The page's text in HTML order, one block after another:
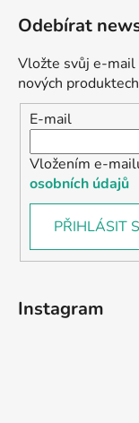
Odebírat
Vložte svůj e-mail
nových
E-mail
Vložením e-
osobních údajů
PŘIHLÁSIT
Instagram